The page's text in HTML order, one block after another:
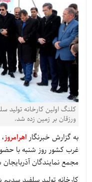
کلنگ اولین کارخانه
ورزقان بر زمین زده شد.
به گزارش خبرنگاراهرامروز
غرب کشور روز شنبه با
مجمع نمایندگان